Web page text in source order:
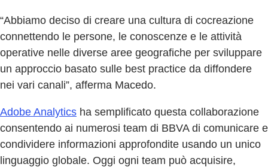
“Abbiamo deciso di creare una cultura di cocreazione
connettendo le persone, le conoscenze e le attività
operative nelle diverse aree geografiche per sviluppare
un approccio basato sulle best practice da diffondere
nei vari canali”, afferma Macedo.
Adobe Analytics ha semplificato questa collaborazione
consentendo ai numerosi team di BBVA di comunicare e
condividere informazioni approfondite usando un unico
linguaggio globale. Oggi ogni team può acquisire,